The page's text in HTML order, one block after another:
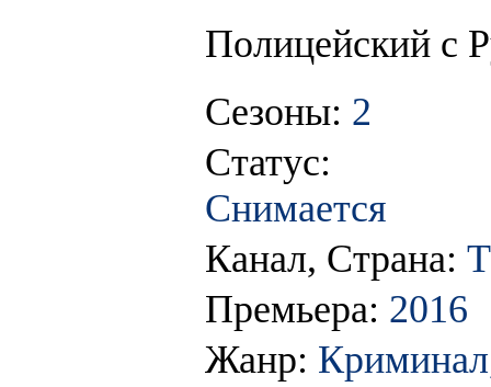
Полицейский с
Сезоны: 2
Статус:
Снимается
Канал, Страна:
Премьера: 2016
Жанр: